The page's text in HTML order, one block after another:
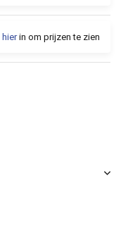
hierin om prijzen te zien